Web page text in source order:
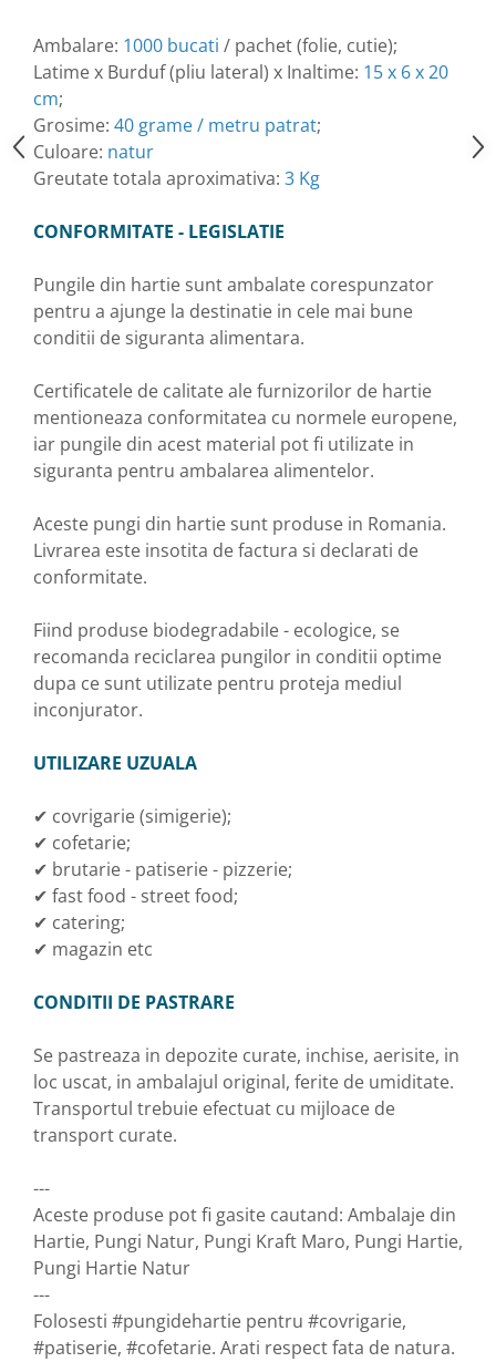
Ambalare: 1000 bucati / pachet (folie, cutie);
Latime x Burduf (pliu lateral) x Inaltime: 15 x 6 x 20
cm;
Grosime: 40 grame / metru patrat;
Culoare: natur
Greutate totala aproximativa: 3 Kg
CONFORMITATE - LEGISLATIE
Pungile din hartie sunt ambalate corespunzator
pentru a ajunge la destinatie in cele mai bune
conditii de siguranta alimentara.
Certificatele de calitate ale furnizorilor de hartie
mentioneaza conformitatea cu normele europene,
iar pungile din acest material pot fi utilizate in
siguranta pentru ambalarea alimentelor.
Aceste pungi din hartie sunt produse in Romania.
Livrarea este insotita de factura si declarati de
conformitate.
Fiind produse biodegradabile - ecologice, se
recomanda reciclarea pungilor in conditii optime
dupa ce sunt utilizate pentru proteja mediul
inconjurator.
UTILIZARE UZUALA
✔ covrigarie (simigerie);
✔ cofetarie;
✔ brutarie - patiserie - pizzerie;
✔ fast food - street food;
✔ catering;
✔ magazin etc
CONDITII DE PASTRARE
Se pastreaza in depozite curate, inchise, aerisite, in
loc uscat, in ambalajul original, ferite de umiditate.
Transportul trebuie efectuat cu mijloace de
transport curate.
---
Aceste produse pot fi gasite cautand: Ambalaje din
Hartie, Pungi Natur, Pungi Kraft Maro, Pungi Hartie,
Pungi Hartie Natur
---
Folosesti #pungidehartie pentru #covrigarie,
#patiserie, #cofetarie. Arati respect fata de natura.